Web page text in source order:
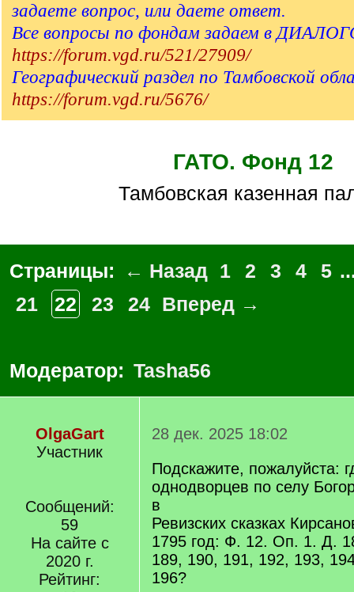
задаете вопрос, или даете ответ.
Все вопросы по фондам задаем в
https://forum.vgd.ru/521/27909/
Географический раздел по Тамбовской
https://forum.vgd.ru/5676/
ГАТО. Фонд 12
Тамбовская казенная
Страницы: ← Назад 1 2 3 4 5
21
22 23 24 Вперед →
Модератор: Tasha56
OlgaGart
Участник
Сообщений:
59
На сайте с
2020 г.
Рейтинг:
28 дек. 2025 18:02
Подскажите, пожалуйста:
однодворцев по селу
в
Ревизских сказках
1795 год: Ф. 12. Оп. 1. Д.
189, 190, 191, 192, 193,
196?